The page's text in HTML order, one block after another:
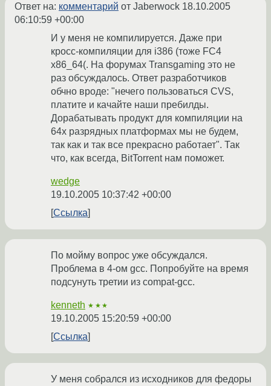
Ответ на: комментарий от Jaberwock 18.10.2005
06:10:59 +00:00
И у меня не компилируется. Даже при
кросс-компиляции для i386 (тоже FC4
x86_64(. На форумах Transgaming это не
раз обсуждалось. Ответ разработчиков
обчно вроде: "нечего пользоваться CVS,
платите и качайте наши пребилды.
Дорабатывать продукт для компиляции на
64х разрядных платформах мы не будем,
так как и так все прекрасно работает". Так
что, как всегда, BitTorrent нам поможет.
wedge
19.10.2005 10:37:42 +00:00
Ссылка
По мойму вопрос уже обсуждался.
Проблема в 4-ом gcc. Попробуйте на время
подсунуть третии из compat-gcc.
kenneth ★★★
19.10.2005 15:20:59 +00:00
Ссылка
У меня собрался из исходников для федоры